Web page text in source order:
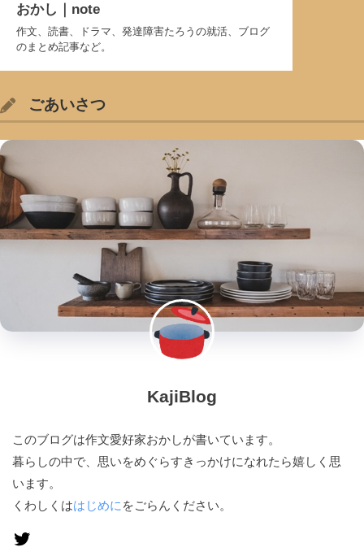
おかし｜note
作文、読書、ドラマ、発達障害たろうの就活、ブログ
のまとめ記事など。
ごあいさつ
KajiBlog
このブログは作文愛好家おかしが書いています。
暮らしの中で、思いをめぐらすきっかけになれたら嬉しく思
います。
くわしくははじめに をごらんください。